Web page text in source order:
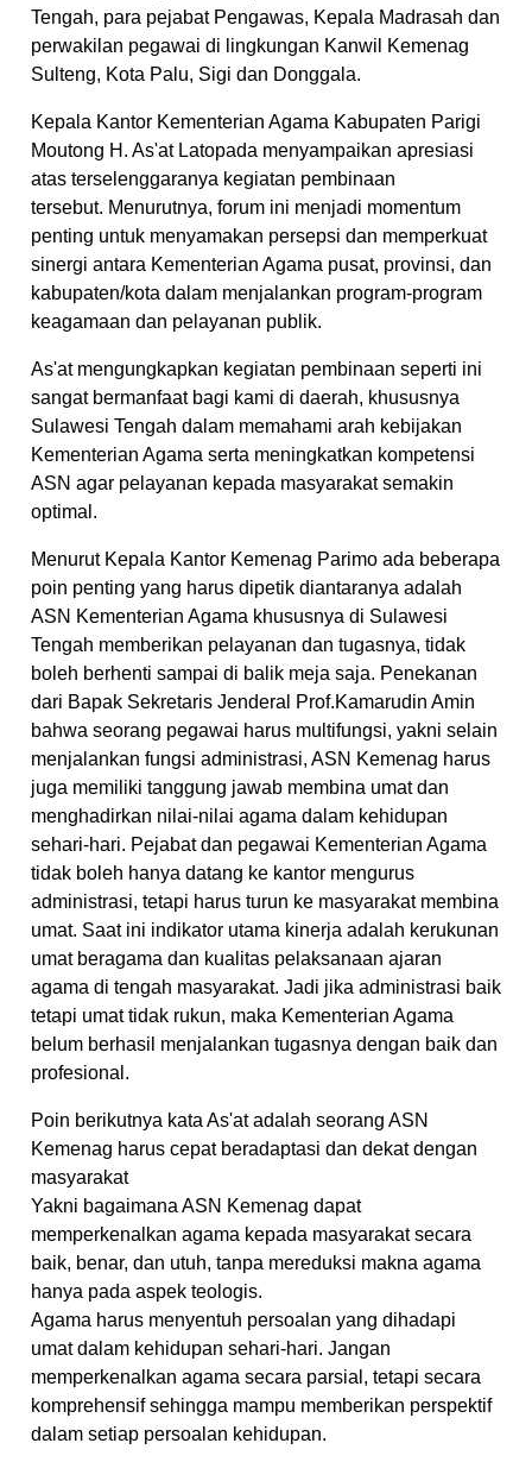
Tengah, para pejabat Pengawas, Kepala Madrasah dan
perwakilan pegawai di lingkungan Kanwil Kemenag
Sulteng, Kota Palu, Sigi dan Donggala.
Kepala Kantor Kementerian Agama Kabupaten Parigi
Moutong H. As'at Latopada menyampaikan apresiasi
atas terselenggaranya kegiatan pembinaan
tersebut. Menurutnya, forum ini menjadi momentum
penting untuk menyamakan persepsi dan memperkuat
sinergi antara Kementerian Agama pusat, provinsi, dan
kabupaten/kota dalam menjalankan program-program
keagamaan dan pelayanan publik.
As'at mengungkapkan kegiatan pembinaan seperti ini
sangat bermanfaat bagi kami di daerah, khususnya
Sulawesi Tengah dalam memahami arah kebijakan
Kementerian Agama serta meningkatkan kompetensi
ASN agar pelayanan kepada masyarakat semakin
optimal.
Menurut Kepala Kantor Kemenag Parimo ada beberapa
poin penting yang harus dipetik diantaranya adalah
ASN Kementerian Agama khususnya di Sulawesi
Tengah memberikan pelayanan dan tugasnya, tidak
boleh berhenti sampai di balik meja saja. Penekanan
dari Bapak Sekretaris Jenderal Prof.Kamarudin Amin
bahwa seorang pegawai harus multifungsi, yakni selain
menjalankan fungsi administrasi, ASN Kemenag harus
juga memiliki tanggung jawab membina umat dan
menghadirkan nilai-nilai agama dalam kehidupan
sehari-hari. Pejabat dan pegawai Kementerian Agama
tidak boleh hanya datang ke kantor mengurus
administrasi, tetapi harus turun ke masyarakat membina
umat. Saat ini indikator utama kinerja adalah kerukunan
umat beragama dan kualitas pelaksanaan ajaran
agama di tengah masyarakat. Jadi jika administrasi baik
tetapi umat tidak rukun, maka Kementerian Agama
belum berhasil menjalankan tugasnya dengan baik dan
profesional.
Poin berikutnya kata As'at adalah seorang ASN
Kemenag harus cepat beradaptasi dan dekat dengan
masyarakat
Yakni bagaimana ASN Kemenag dapat
memperkenalkan agama kepada masyarakat secara
baik, benar, dan utuh, tanpa mereduksi makna agama
hanya pada aspek teologis.
Agama harus menyentuh persoalan yang dihadapi
umat dalam kehidupan sehari-hari. Jangan
memperkenalkan agama secara parsial, tetapi secara
komprehensif sehingga mampu memberikan perspektif
dalam setiap persoalan kehidupan.